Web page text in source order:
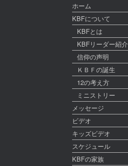
ホーム
KBFについて
KBFとは
KBFリーダー紹介
信仰の声明
ＫＢＦの誕生
12の考え方
ミニストリー
メッセージ
ビデオ
キッズビデオ
スケジュール
KBFの家族